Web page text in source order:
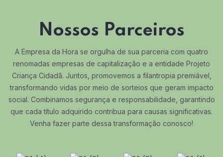
Nossos Parceiros
A Empresa da Hora se orgulha de sua parceria com quatro
renomadas empresas de capitalização e a entidade Projeto
Criança Cidadã. Juntos, promovemos a filantropia premiável,
transformando vidas por meio de sorteios que geram impacto
social. Combinamos segurança e responsabilidade, garantindo
que cada título adquirido contribua para causas significativas.
Venha fazer parte dessa transformação conosco!